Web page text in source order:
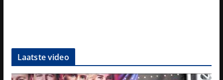
Laatste video